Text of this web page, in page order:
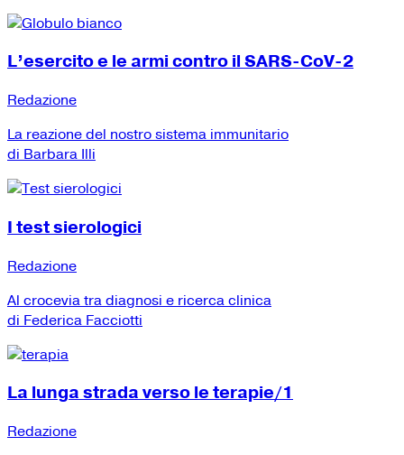
L’esercito e le armi contro il SARS-CoV-2
Redazione
La reazione del nostro sistema immunitario
di Barbara Illi
I test sierologici
Redazione
Al crocevia tra diagnosi e ricerca clinica
di Federica Facciotti
La lunga strada verso le terapie/1
Redazione